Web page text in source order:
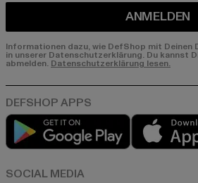
ANMELDEN
Informationen dazu, wie DefShop mit Deinen
in unserer Datenschutzerklärung. Du kannst
abmelden. Datenschutzerklärung lesen.
Play market